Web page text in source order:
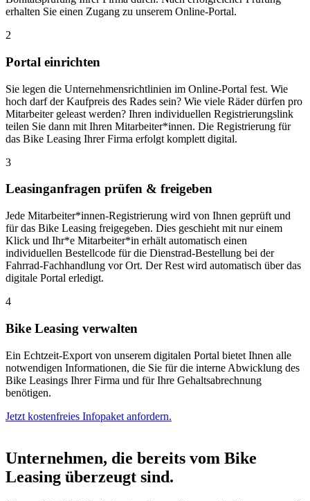
erhalten Sie einen Zugang zu unserem Online-Portal.
2
Portal einrichten
Sie legen die Unternehmensrichtlinien im Online-Portal fest. Wie
hoch darf der Kaufpreis des Rades sein? Wie viele Räder dürfen pro
Mitarbeiter geleast werden? Ihren individuellen Registrierungslink
teilen Sie dann mit Ihren Mitarbeiter*innen. Die Registrierung für
das Bike Leasing Ihrer Firma erfolgt komplett digital.
3
Leasinganfragen prüfen & freigeben
Jede Mitarbeiter*innen-Registrierung wird von Ihnen geprüft und
für das Bike Leasing freigegeben. Dies geschieht mit nur einem
Klick und Ihr*e Mitarbeiter*in erhält automatisch einen
individuellen Bestellcode für die Dienstrad-Bestellung bei der
Fahrrad-Fachhandlung vor Ort. Der Rest wird automatisch über das
digitale Portal erledigt.
4
Bike Leasing verwalten
Ein Echtzeit-Export von unserem digitalen Portal bietet Ihnen alle
notwendigen Informationen, die Sie für die interne Abwicklung des
Bike Leasings Ihrer Firma und für Ihre Gehaltsabrechnung
benötigen.
Jetzt kostenfreies Infopaket anfordern.
Unternehmen, die bereits vom Bike
Leasing überzeugt sind.